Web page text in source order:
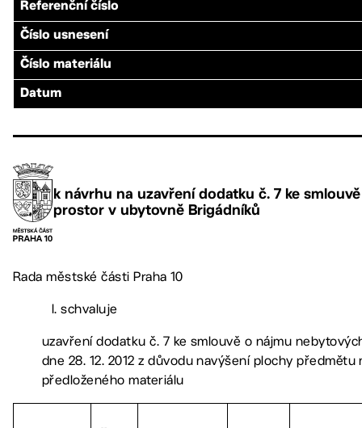
Referenční číslo
Číslo usnesení
Číslo materiálu
Datum
k návrhu na uzavření dodatku č. 7 ke
prostor v ubytovně Brigádníků
Rada městské části Praha 10
I. schvaluje
uzavření dodatku č. 7 ke smlouvě o nájmu
dne 28. 12. 2012 z důvodu navýšení plochy předmětu
předloženého materiálu